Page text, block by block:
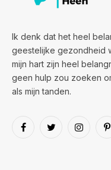
Ik denk dat het heel
geestelijke gezondheid
mijn hart zijn heel
geen hulp zou zoeken
als mijn tanden.
FacebookTwitterInstagram